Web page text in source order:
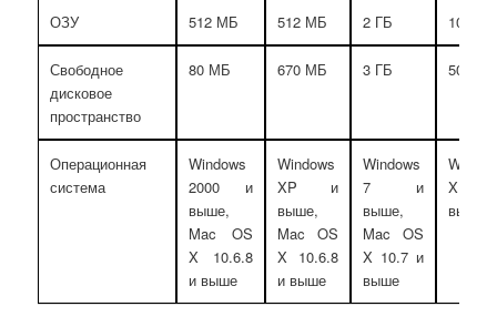
ОЗУ 512 МБ 512 МБ 2 ГБ 1024
Свободное
дисковое
пространство
80 МБ 670 МБ 3 ГБ 500
Операционная
система
Windows
2000 и
выше,
Mac OS
X 10.6.8
и выше
Windows
XP и
выше,
Mac OS
X 10.6.8
и выше
Windows
7 и
выше,
Mac OS
X 10.7 и
выше
XP
выше